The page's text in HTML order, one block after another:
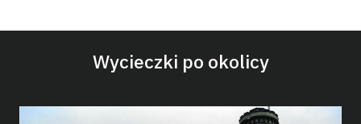
Wycieczki po okolicy